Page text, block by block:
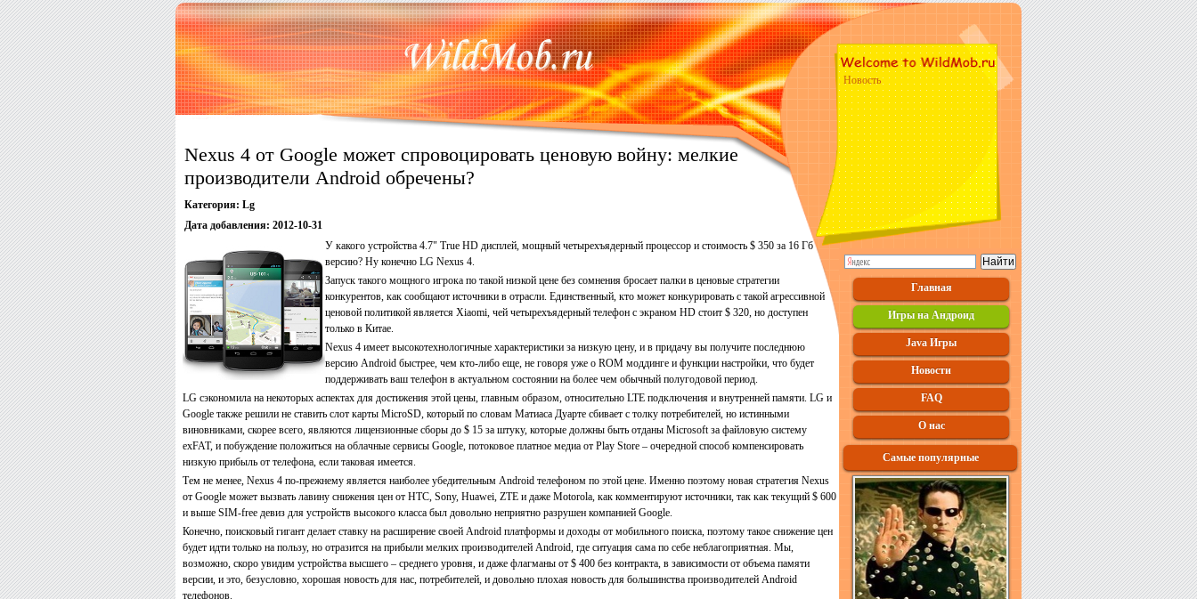
Новость
Nexus 4 от Google может спровоцировать ценовую войну: мелкие
производители Android обречены?
Категория: Lg
Дата добавления: 2012-10-31
У какого устройства 4.7" True HD дисплей, мощный четырехъядерный процессор и стоимость $ 350 за 16 Гб
версию? Ну конечно LG Nexus 4.
Запуск такого мощного игрока по такой низкой цене без сомнения бросает палки в ценовые стратегии
конкурентов, как сообщают источники в отрасли. Единственный, кто может конкурировать с такой агрессивной
ценовой политикой является Xiaomi, чей четырехъядерный телефон с экраном HD стоит $ 320, но доступен
только в Китае.
Nexus 4 имеет высокотехнологичные характеристики за низкую цену, и в придачу вы получите последнюю
версию Android быстрее, чем кто-либо еще, не говоря уже о ROM моддинге и функции настройки, что будет
поддерживать ваш телефон в актуальном состоянии на более чем обычный полугодовой период.
LG сэкономила на некоторых аспектах для достижения этой цены, главным образом, относительно LTE подключения и внутренней памяти. LG и
Google также решили не ставить слот карты MicroSD, который по словам Матиаса Дуарте сбивает с толку потребителей, но истинными
виновниками, скорее всего, являются лицензионные сборы до $ 15 за штуку, которые должны быть отданы Microsoft за файловую систему
exFAT, и побуждение положиться на облачные сервисы Google, потоковое платное медиа от Play Store – очередной способ компенсировать
низкую прибыль от телефона, если таковая имеется.
Тем не менее, Nexus 4 по-прежнему является наиболее убедительным Android телефоном по этой цене. Именно поэтому новая стратегия Nexus
от Google может вызвать лавину снижения цен от HTC, Sony, Huawei, ZTE и даже Motorola, как комментируют источники, так как текущий $ 600
и выше SIM-free девиз для устройств высокого класса был довольно неприятно разрушен компанией Google.
Конечно, поисковый гигант делает ставку на расширение своей Android платформы и доходы от мобильного поиска, поэтому такое снижение цен
будет идти только на пользу, но отразится на прибыли мелких производителей Android, где ситуация сама по себе неблагоприятная. Мы,
возможно, скоро увидим устройства высшего – среднего уровня, и даже флагманы от $ 400 без контракта, в зависимости от объема памяти
версии, и это, безусловно, хорошая новость для нас, потребителей, и довольно плохая новость для большинства производителей Android
телефонов.
Главная
Игры на Андроид
Java Игры
Новости
FAQ
О нас
Самые популярные